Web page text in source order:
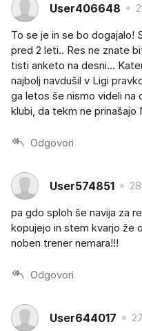
User406648
To se je in se bo dogajalo!
pred 2 leti.. Res ne znate
tisti anketo na desni...
najbolj navdušil v Ligi
ga letos še nismo videli na
klubi, da tekm ne prinašajo
Odgovori
User574851
pa gdo sploh še navija za
kopujejo in stem kvarjo že
noben trener nemara!!!
Odgovori
User644017